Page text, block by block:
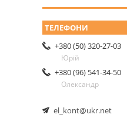
+380 (50) 320-27-03
Юрій
+380 (96) 541-34-50
Олександр
el_kont@ukr.net